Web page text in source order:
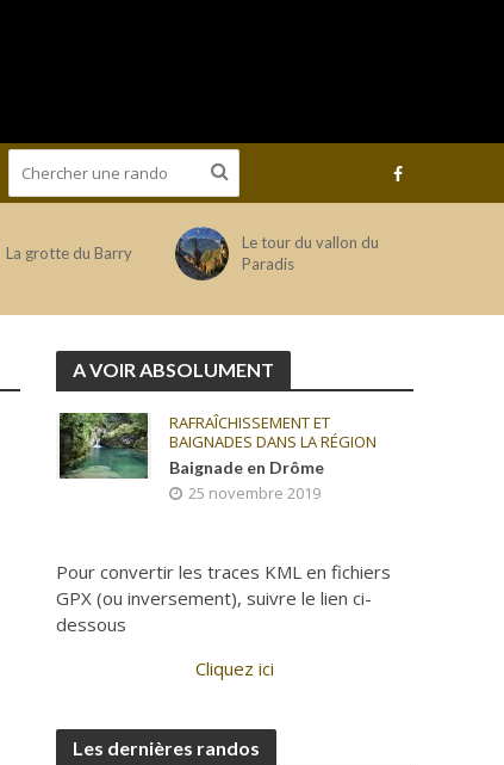
La grotte du Barry
Le tour du vallon du
Paradis
A VOIR ABSOLUMENT
RAFRAÎCHISSEMENT ET
BAIGNADES DANS LA RÉGION
Baignade en Drôme
25 novembre 2019
Pour convertir les traces KML en fichiers
GPX (ou inversement), suivre le lien ci-
dessous
Cliquez ici
Les dernières randos